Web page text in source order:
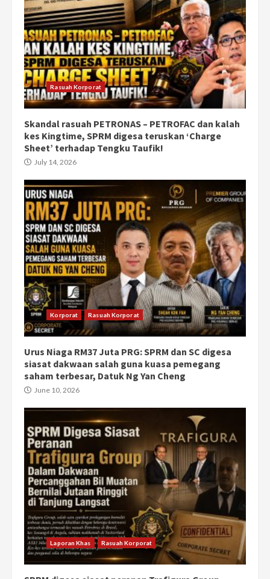
Rasuah Korporat
Skandal rasuah PETRONAS – PETROFAC dan kalah
kes Kingtime, SPRM digesa teruskan ‘Charge
Sheet’ terhadap Tengku Taufik!
July 14, 2026
Korporat Rasuah Korporat
Urus Niaga RM37 Juta PRG: SPRM dan SC digesa
siasat dakwaan salah guna kuasa pemegang
saham terbesar, Datuk Ng Yan Cheng
June 10, 2026
Laporan Khas Rasuah Korporat